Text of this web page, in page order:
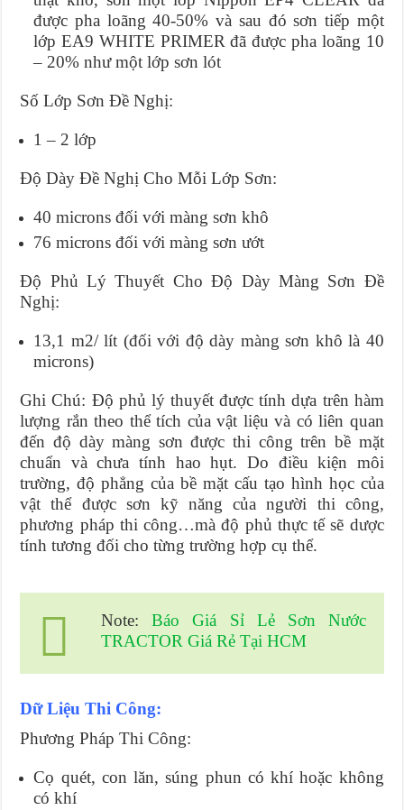
được pha loãng 40-50% và sau đó sơn tiếp một
lớp EA9 WHITE PRIMER đã được pha loãng 10
– 20% như một lớp sơn lót
Số Lớp Sơn Đề Nghị:
1 – 2 lớp
Độ Dày Đề Nghị Cho Mỗi Lớp Sơn:
40 microns đối với màng sơn khô
76 microns đối với màng sơn ướt
Độ Phủ Lý Thuyết Cho Độ Dày Màng Sơn Đề
Nghị:
13,1 m2/ lít (đối với độ dày màng sơn khô là 40
microns)
Ghi Chú: Độ phủ lý thuyết được tính dựa trên hàm
lượng rắn theo thể tích của vật liệu và có liên quan
đến độ dày màng sơn được thi công trên bề mặt
chuẩn và chưa tính hao hụt. Do điều kiện môi
trường, độ phẳng của bề mặt cấu tạo hình học của
vật thể được sơn kỹ năng của người thi công,
phương pháp thi công…mà độ phủ thực tế sẽ dược
tính tương đối cho từng trường hợp cụ thể.
Note:Báo Giá Sỉ Lẻ Sơn Nước
TRACTOR Giá Rẻ Tại HCM
Dữ Liệu Thi Công:
Phương Pháp Thi Công:
Cọ quét, con lăn, súng phun có khí hoặc không
có khí